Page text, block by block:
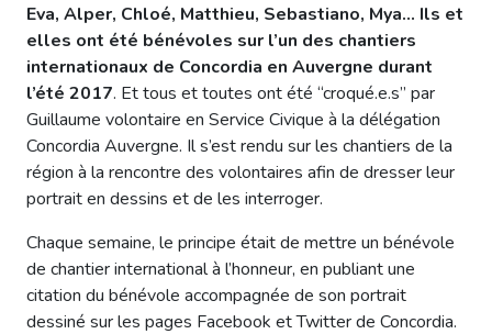
Eva, Alper, Chloé, Matthieu, Sebastiano, Mya… Ils et
elles ont été bénévoles sur l’un des chantiers
internationaux de Concordia en Auvergne durant
l’été 2017. Et tous et toutes ont été “croqué.e.s” par
Guillaume volontaire en Service Civique à la délégation
Concordia Auvergne. Il s’est rendu sur les chantiers de la
région à la rencontre des volontaires afin de dresser leur
portrait en dessins et de les interroger.
Chaque semaine, le principe était de mettre un bénévole
de chantier international à l’honneur, en publiant une
citation du bénévole accompagnée de son portrait
dessiné sur les pages Facebook et Twitter de Concordia.